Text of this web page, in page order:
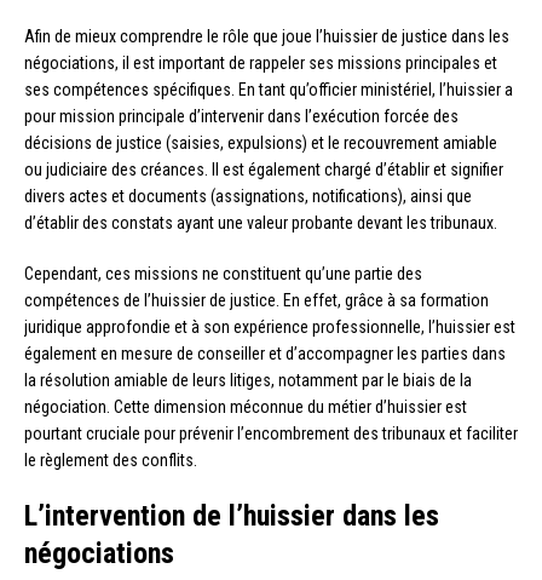
Afin de mieux comprendre le rôle que joue l’huissier de justice dans les
négociations, il est important de rappeler ses missions principales et
ses compétences spécifiques. En tant qu’officier ministériel, l’huissier a
pour mission principale d’intervenir dans l’exécution forcée des
décisions de justice (saisies, expulsions) et le recouvrement amiable
ou judiciaire des créances. Il est également chargé d’établir et signifier
divers actes et documents (assignations, notifications), ainsi que
d’établir des constats ayant une valeur probante devant les tribunaux.
Cependant, ces missions ne constituent qu’une partie des
compétences de l’huissier de justice. En effet, grâce à sa formation
juridique approfondie et à son expérience professionnelle, l’huissier est
également en mesure de conseiller et d’accompagner les parties dans
la résolution amiable de leurs litiges, notamment par le biais de la
négociation. Cette dimension méconnue du métier d’huissier est
pourtant cruciale pour prévenir l’encombrement des tribunaux et faciliter
le règlement des conflits.
L’intervention de l’huissier dans les
négociations